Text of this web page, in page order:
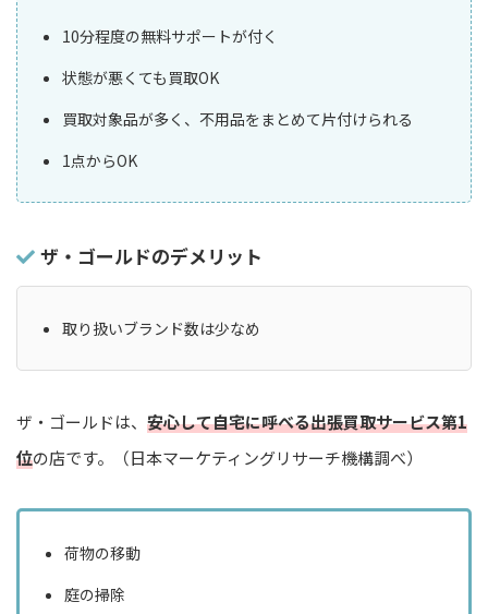
10分程度の無料サポートが付く
状態が悪くても買取OK
買取対象品が多く、不用品をまとめて片付けられる
1点からOK
ザ・ゴールドのデメリット
取り扱いブランド数は少なめ
ザ・ゴールドは、 安心して自宅に呼べる出張買取サービス第1
位の店です。（日本マーケティングリサーチ機構調べ）
荷物の移動
庭の掃除